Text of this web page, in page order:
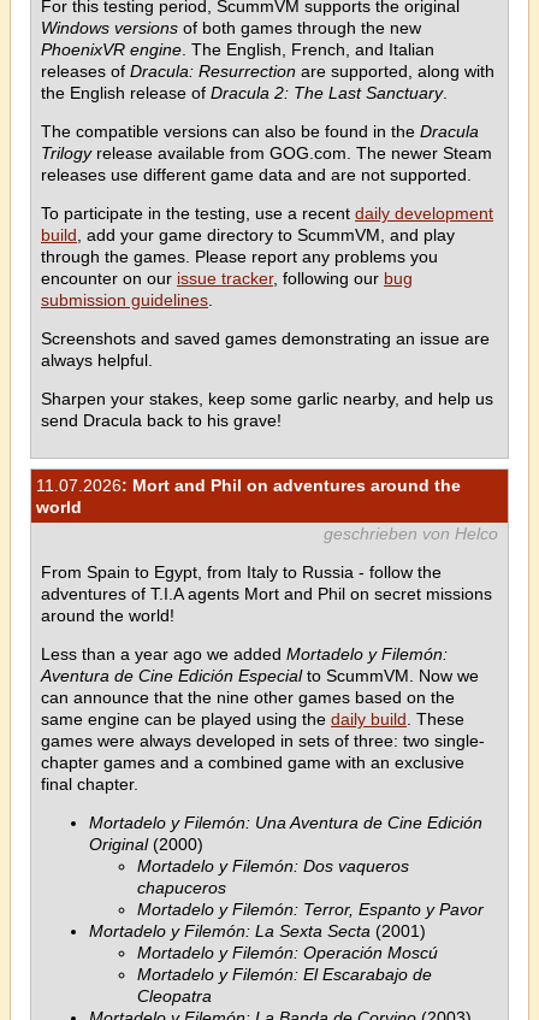
For this testing period, ScummVM supports the original
Windows versions of both games through the new
PhoenixVR engine . The English, French, and Italian
releases of Dracula: Resurrection are supported, along with
the English release of Dracula 2: The Last Sanctuary.
The compatible versions can also be found in the Dracula
Trilogyrelease available from GOG.com. The newer Steam
releases use different game data and are not supported.
To participate in the testing, use a recent daily development
build , add your game directory to ScummVM, and play
through the games. Please report any problems you
encounter on our issue tracker, following our bug
submission guidelines
Screenshots and saved games demonstrating an issue are
always helpful.
Sharpen your stakes, keep some garlic nearby, and help us
send Dracula back to his grave!
11.07.2026: Mort and Phil on adventures around the
world
geschrieben von Helco
From Spain to Egypt, from Italy to Russia - follow the
adventures of T.I.A agents Mort and Phil on secret missions
around the world!
Less than a year ago we added Mortadelo y Filemón:
Aventura de Cine Edición Especialto ScummVM. Now we
can announce that the nine other games based on the
same engine can be played using the daily build . These
games were always developed in sets of three: two single-
chapter games and a combined game with an exclusive
final chapter.
Mortadelo y Filemón: Una Aventura de Cine Edición
Original(2000)
Mortadelo y Filemón: Dos vaqueros
chapuceros
Mortadelo y Filemón: Terror, Espanto y Pavor
Mortadelo y Filemón: La Sexta Secta (2001)
Mortadelo y Filemón: Operación Moscú
Mortadelo y Filemón: El Escarabajo de
Cleopatra